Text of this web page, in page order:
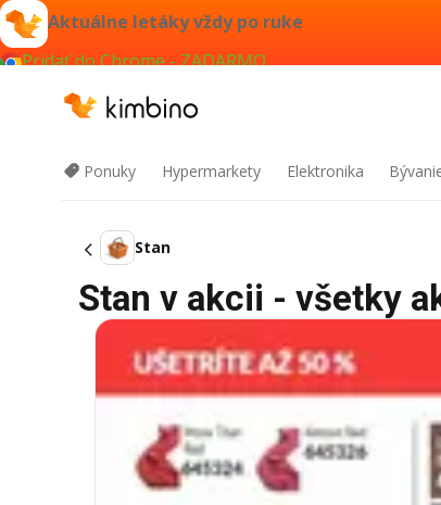
Aktuálne letáky vždy po ruke
Pridať do Chrome - ZADARMO
Ponuky Hypermarkety Elektronika
Stan
Stan v akcii - všetky